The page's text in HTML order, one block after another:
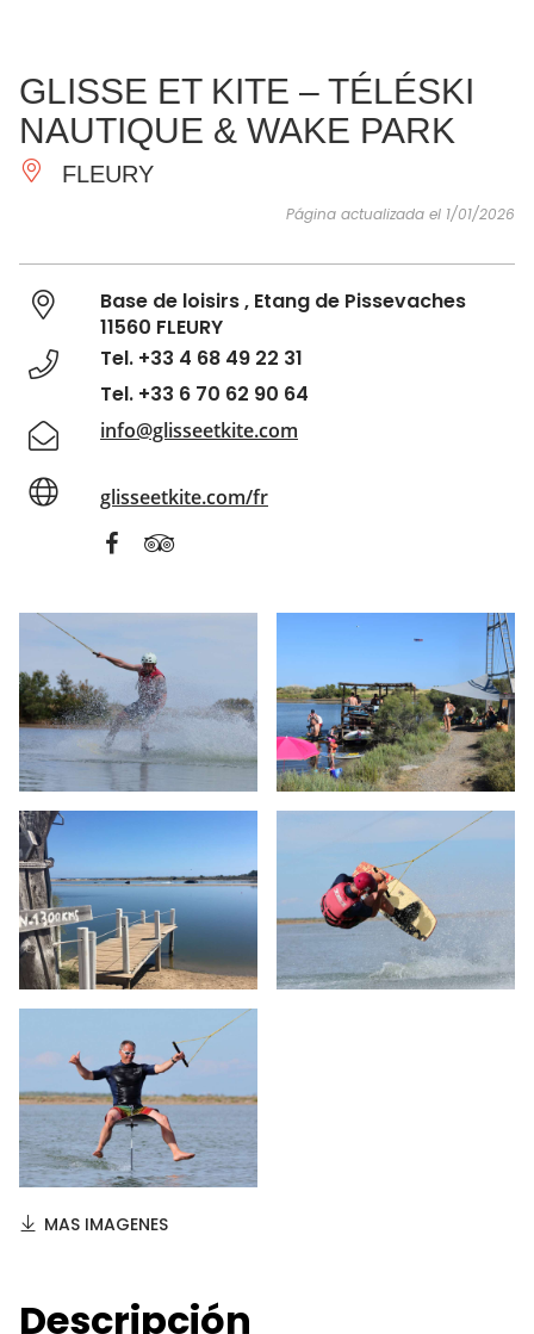
IMPRESCINDIBLES
HACER
INSPIRACIONES
GLISSE ET KITE – TÉLÉSKI
NAUTIQUE & WAKE PARK
FLEURY
Página actualizada el 1/01/2026
Base de loisirs , Etang de Pissevaches
11560 FLEURY
Tel. +33 4 68 49 22 31
Tel. +33 6 70 62 90 64
info@glisseetkite.com
glisseetkite.com/fr
MAS IMAGENES
Descripción